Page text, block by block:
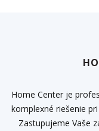
Home Center je
komplexné riešenie
Zastupujeme Vaše